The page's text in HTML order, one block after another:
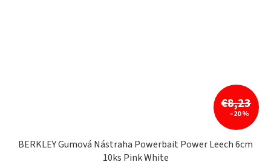
€8,23
–20 %
BERKLEY Gumová Nástraha Powerbait Power Leech 6cm
10ks Pink White